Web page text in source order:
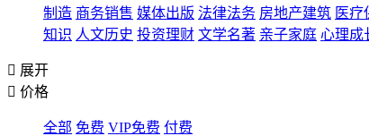
制造 商务销售 媒体出版 法律法务 房地产建筑 医疗
知识 人文历史 投资理财 文学名著 亲子家庭 心理成
 展开
 价格
全部 免费 VIP免费 付费